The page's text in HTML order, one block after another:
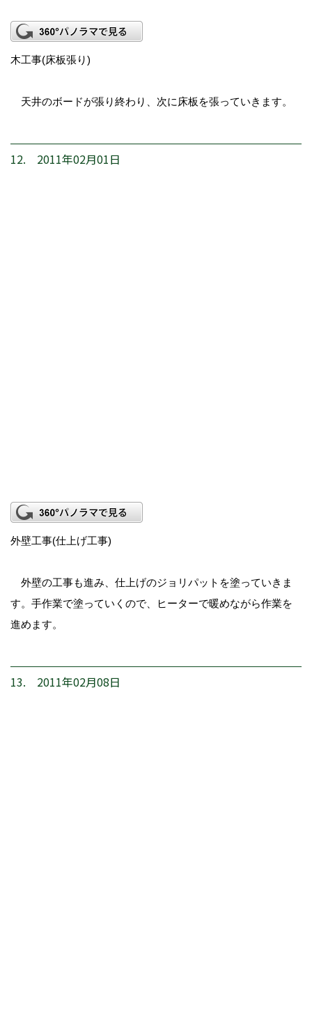
木工事(床板張り)
天井のボードが張り終わり、次に床板を張っていきます。
12. 2011年02月01日
外壁工事(仕上げ工事)
外壁の工事も進み、仕上げのジョリパットを塗っていきま
す。手作業で塗っていくので、ヒーターで暖めながら作業を
進めます。
13. 2011年02月08日